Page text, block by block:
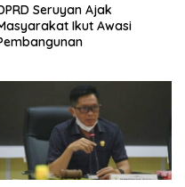
Seruyan Ajak
Ikut Awasi